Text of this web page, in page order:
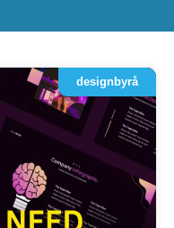
designbyrå